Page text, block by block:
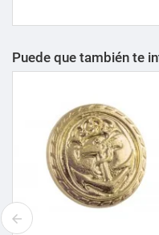
Puede que también te